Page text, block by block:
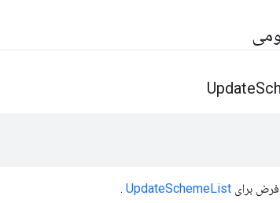
Update
برای UpdateSchemeList
.